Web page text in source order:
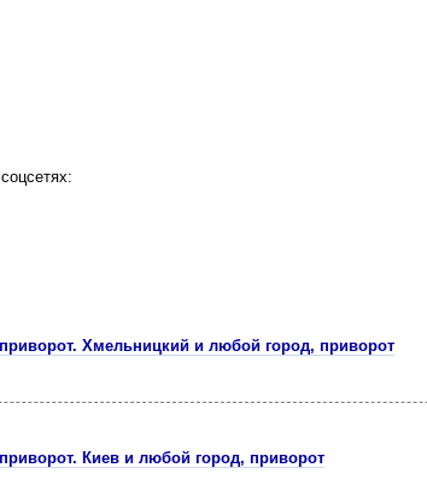
Хмельницкий и любой город, приворот
Киев и любой город, приворот